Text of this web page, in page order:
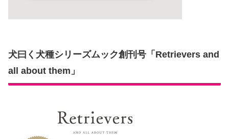
犬曰く犬種シリーズムック創刊号「Retrievers and
all about them」